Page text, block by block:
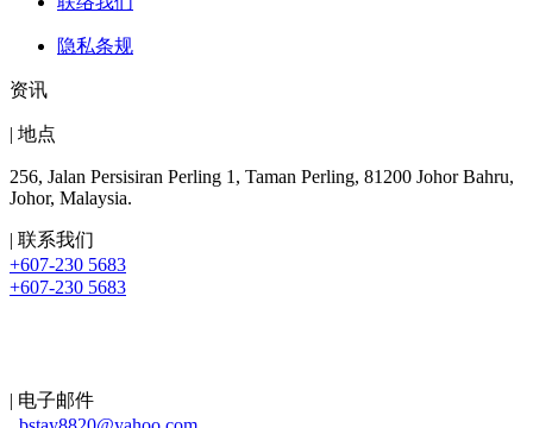
隐私条规
资讯
| 地点
256, Jalan Persisiran Perling 1, Taman Perling, 81200 Johor Bahru,
Johor, Malaysia.
| 联系我们
+607-230 5683
+607-230 5683
| 电子邮件